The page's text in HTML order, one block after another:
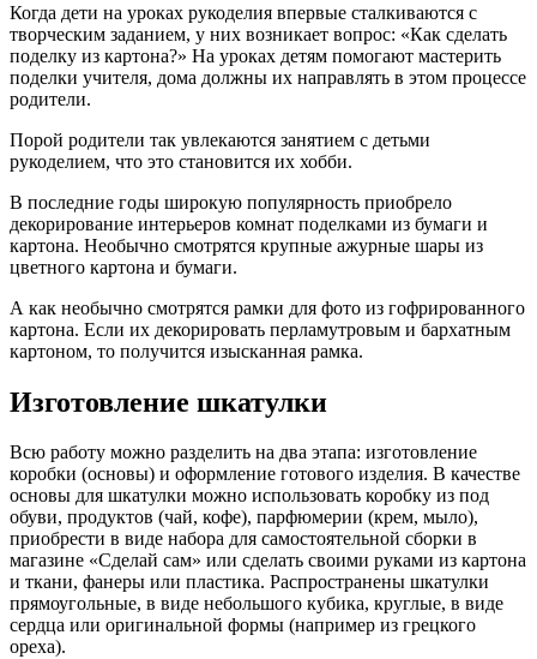
Когда дети на уроках рукоделия впервые сталкиваются с
творческим заданием, у них возникает вопрос: «Как сделать
поделку из картона?» На уроках детям помогают мастерить
поделки учителя, дома должны их направлять в этом процессе
родители.
Порой родители так увлекаются занятием с детьми
рукоделием, что это становится их хобби.
В последние годы широкую популярность приобрело
декорирование интерьеров комнат поделками из бумаги и
картона. Необычно смотрятся крупные ажурные шары из
цветного картона и бумаги.
А как необычно смотрятся рамки для фото из гофрированного
картона. Если их декорировать перламутровым и бархатным
картоном, то получится изысканная рамка.
Изготовление шкатулки
Всю работу можно разделить на два этапа: изготовление
коробки (основы) и оформление готового изделия. В качестве
основы для шкатулки можно использовать коробку из под
обуви, продуктов (чай, кофе), парфюмерии (крем, мыло),
приобрести в виде набора для самостоятельной сборки в
магазине «Сделай сам» или сделать своими руками из картона
и ткани, фанеры или пластика. Распространены шкатулки
прямоугольные, в виде небольшого кубика, круглые, в виде
сердца или оригинальной формы (например из грецкого
ореха).